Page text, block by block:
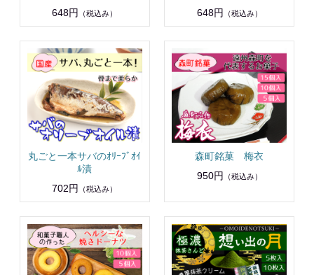
648円
（税込み）
648円
（税込み）
丸ごと一本サバのｵﾘｰﾌﾞｵｲ
ﾙ漬
702円
（税込み）
森町銘菓 梅衣
950円
（税込み）